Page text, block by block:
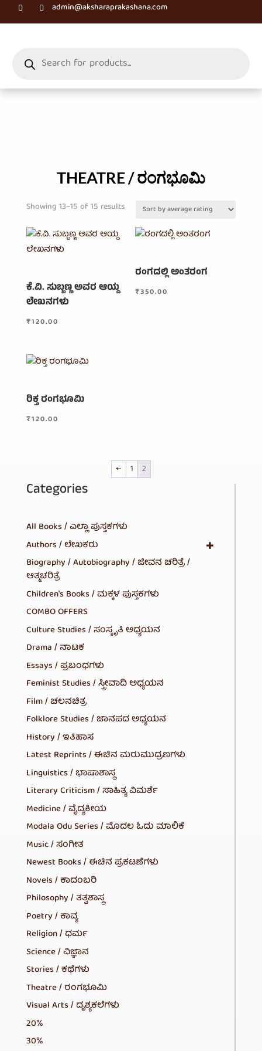
admin@aksharaprakashana.com
search
Categories
All Books / ಎಲ್ಲಾ ಪುಸ್ತಕಗಳು
Authors / ಲೇಖಕರು
Biography / Autobiography / ಜೀವನ ಚರಿತ್ರೆ /
ಆತ್ಮಚರಿತ್ರೆ
Children's Books / ಮಕ್ಕಳ ಪುಸ್ತಕಗಳು
COMBO OFFERS
Culture Studies / ಸಂಸ್ಕೃತಿ ಅಧ್ಯಯನ
Drama / ನಾಟಕ
Essays / ಪ್ರಬಂಧಗಳು
Feminist Studies / ಸ್ತ್ರೀವಾದಿ ಅಧ್ಯಯನ
Film / ಚಲನಚಿತ್ರ
Folklore Studies / ಜಾನಪದ ಅಧ್ಯಯನ
History / ಇತಿಹಾಸ
Latest Reprints / ಈಚಿನ ಮರುಮುದ್ರಣಗಳು
Linguistics / ಭಾಷಾಶಾಸ್ತ್ರ
Literary Criticism / ಸಾಹಿತ್ಯ ವಿಮರ್ಶೆ
Medicine / ವೈದ್ಯಕೀಯ
Modala Odu Series / ಮೊದಲ ಓದು ಮಾಲಿಕೆ
Music / ಸಂಗೀತ
Newest Books / ಈಚಿನ ಪ್ರಕಟಣೆಗಳು
Novels / ಕಾದಂಬರಿ
Philosophy / ತತ್ವಶಾಸ್ತ್ರ
Poetry / ಕಾವ್ಯ
Religion / ಧರ್ಮ
Science / ವಿಜ್ಞಾನ
Stories / ಕಥೆಗಳು
Theatre / ರಂಗಭೂಮಿ
Visual Arts / ದೃಶ್ಯಕಲೆಗಳು
20%
30%
THEATRE / ರಂಗಭೂಮಿ
Showing 13–15 of 15 resultsSorted
average
ಕೆ.ವಿ. ಸುಬ್ಬಣ್ಣ ಅವರ ಆಯ್ದ
ಲೇಖನಗಳು
₹120.00
ರಂಗದಲ್ಲಿ ಅಂತರಂಗ
₹350.00
ರಿಕ್ತ ರಂಗಭೂಮಿ
₹120.00
← 1 2